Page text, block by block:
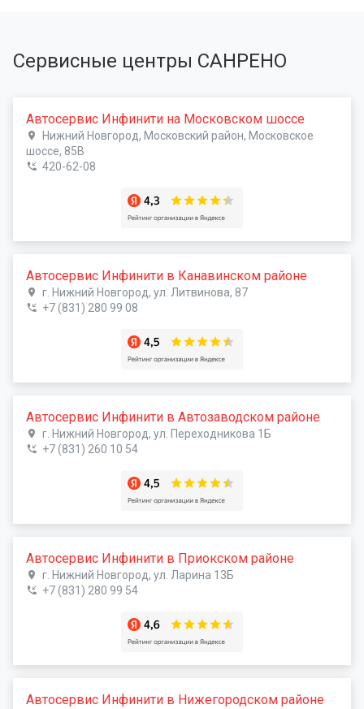
Сервисные центры САНРЕНО
Автосервис Инфинити на Московском шоссе
Нижний Новгород, Московский район, Московское
шоссе, 85В
420-62-08
Автосервис Инфинити в Канавинском районе
г. Нижний Новгород, ул. Литвинова, 87
+7 (831) 280 99 08
Автосервис Инфинити в Автозаводском районе
г. Нижний Новгород, ул. Переходникова 1Б
+7 (831) 260 10 54
Автосервис Инфинити в Приокском районе
г. Нижний Новгород, ул. Ларина 13Б
+7 (831) 280 99 54
Автосервис Инфинити в Нижегородском районе